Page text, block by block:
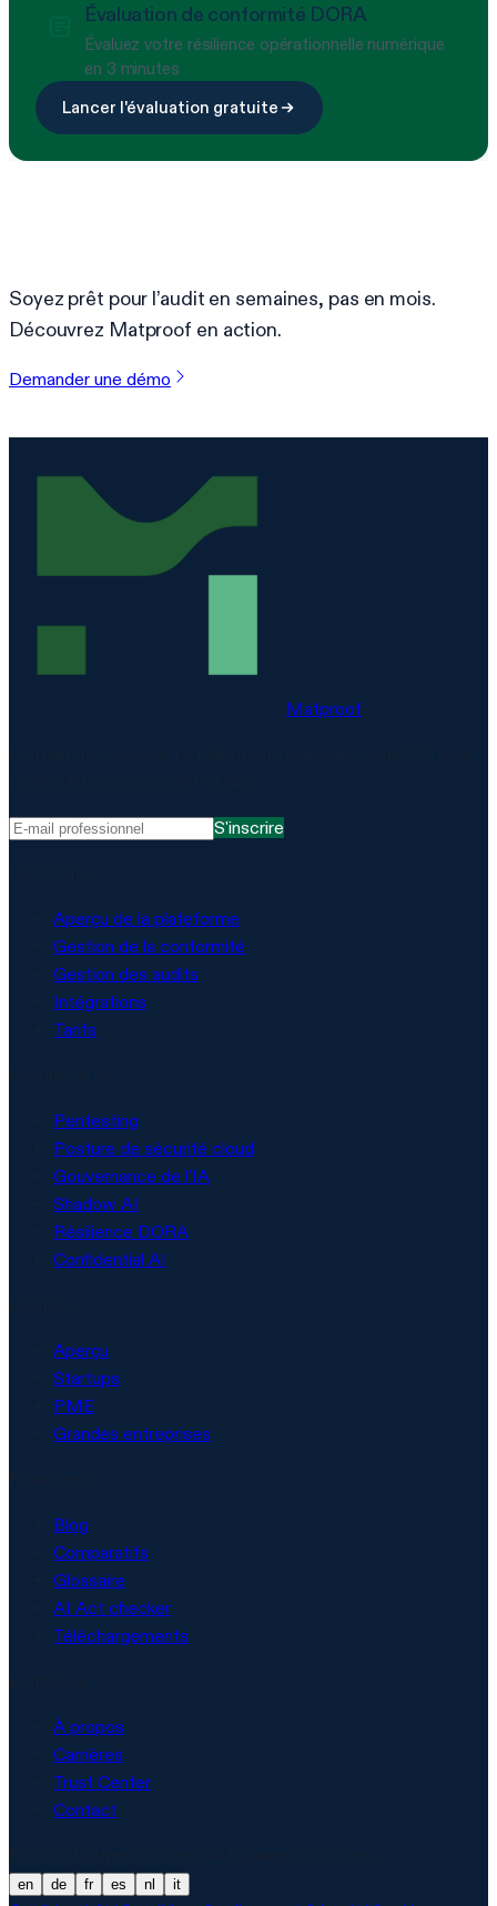
Évaluation de conformité DORA
Évaluez votre résilience opérationnelle numérique
en 3 minutes
Lancer l'évaluation gratuite
Soyez prêt pour l’audit en semaines, pas en mois.
Découvrez Matproof en action.
Demander une démo
Matproof
S'inscrire
Aperçu de la plateforme
Gestion de la conformité
Gestion des audits
Intégrations
Tarifs
Pentesting
Posture de sécurité cloud
Gouvernance de l'IA
Shadow AI
Résilience DORA
Confidential AI
Aperçu
Startups
PME
Grandes entreprises
Blog
Comparatifs
Glossaire
AI Act checker
Téléchargements
À propos
Carrières
Trust Center
Contact
en de fr es nl it